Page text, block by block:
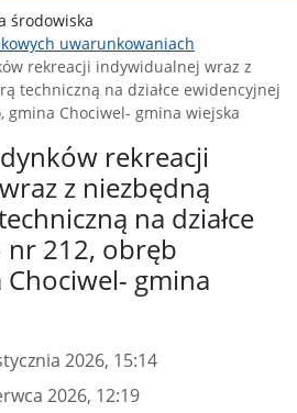
środowiska
uwarunkowaniach
rekreacji indywidualnej wraz z
techniczną na działce ewidencyjnej
gmina Chociwel- gmina wiejska
rekreacji
z niezbędną
na działce
nr 212, obręb
gmina
2026, 15:14
2026, 12:19